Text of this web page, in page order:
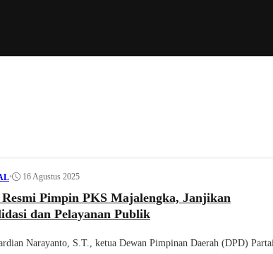
• 16 Agustus 2025
Resmi Pimpin PKS Majalengka, Janjikan
dan Pelayanan Publik
Narayanto, S.T., ketua Dewan Pimpinan Daerah (DPD)